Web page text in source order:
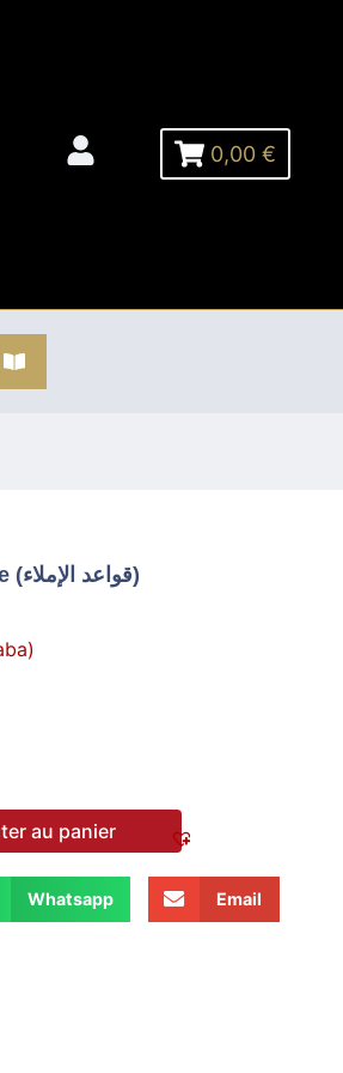
0,00 €
Règles D’Orthographe Et Ponctuation Arabe (قواعد الإملاء)
au panier
Whatsapp Email